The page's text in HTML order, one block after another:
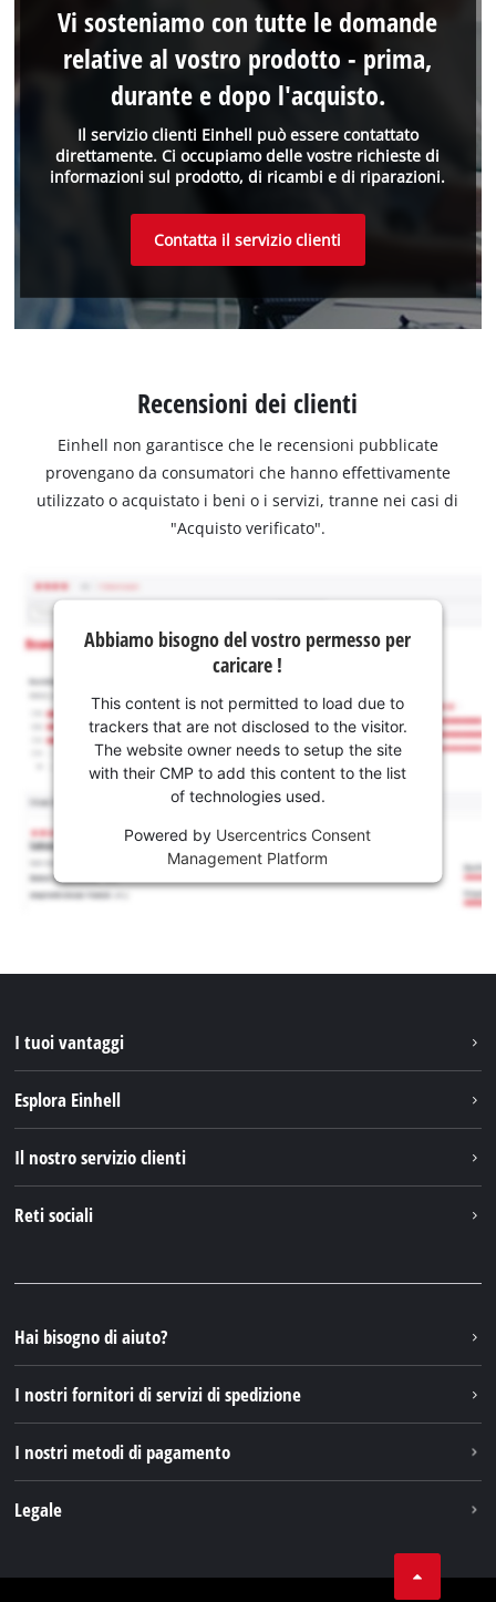
Il servizio clienti Einhell può essere contattato
direttamente. Ci occupiamo delle vostre richieste di
informazioni sul prodotto, di ricambi e di riparazioni.
Vi sosteniamo con tutte le domande
relative al vostro prodotto - prima,
durante e dopo l'acquisto.
Contatta il servizio clienti
Recensioni dei clienti
Einhell non garantisce che le recensioni pubblicate
provengano da consumatori che hanno effettivamente
utilizzato o acquistato i beni o i servizi, tranne nei casi di
"Acquisto verificato".
Abbiamo bisogno del vostro permesso per
caricare !
This content is not permitted to load due to
trackers that are not disclosed to the visitor.
The website owner needs to setup the site
with their CMP to add this content to the list
of technologies used.
Powered by Usercentrics Consent
Management Platform
I tuoi vantaggi
Esplora Einhell
Einhell Germany AG
Il nostro servizio clienti
Reti sociali
Instagram
TikTok
Pinterest
Hai bisogno di aiuto?
I nostri fornitori di servizi di spedizione
I nostri metodi di pagamento
Legale